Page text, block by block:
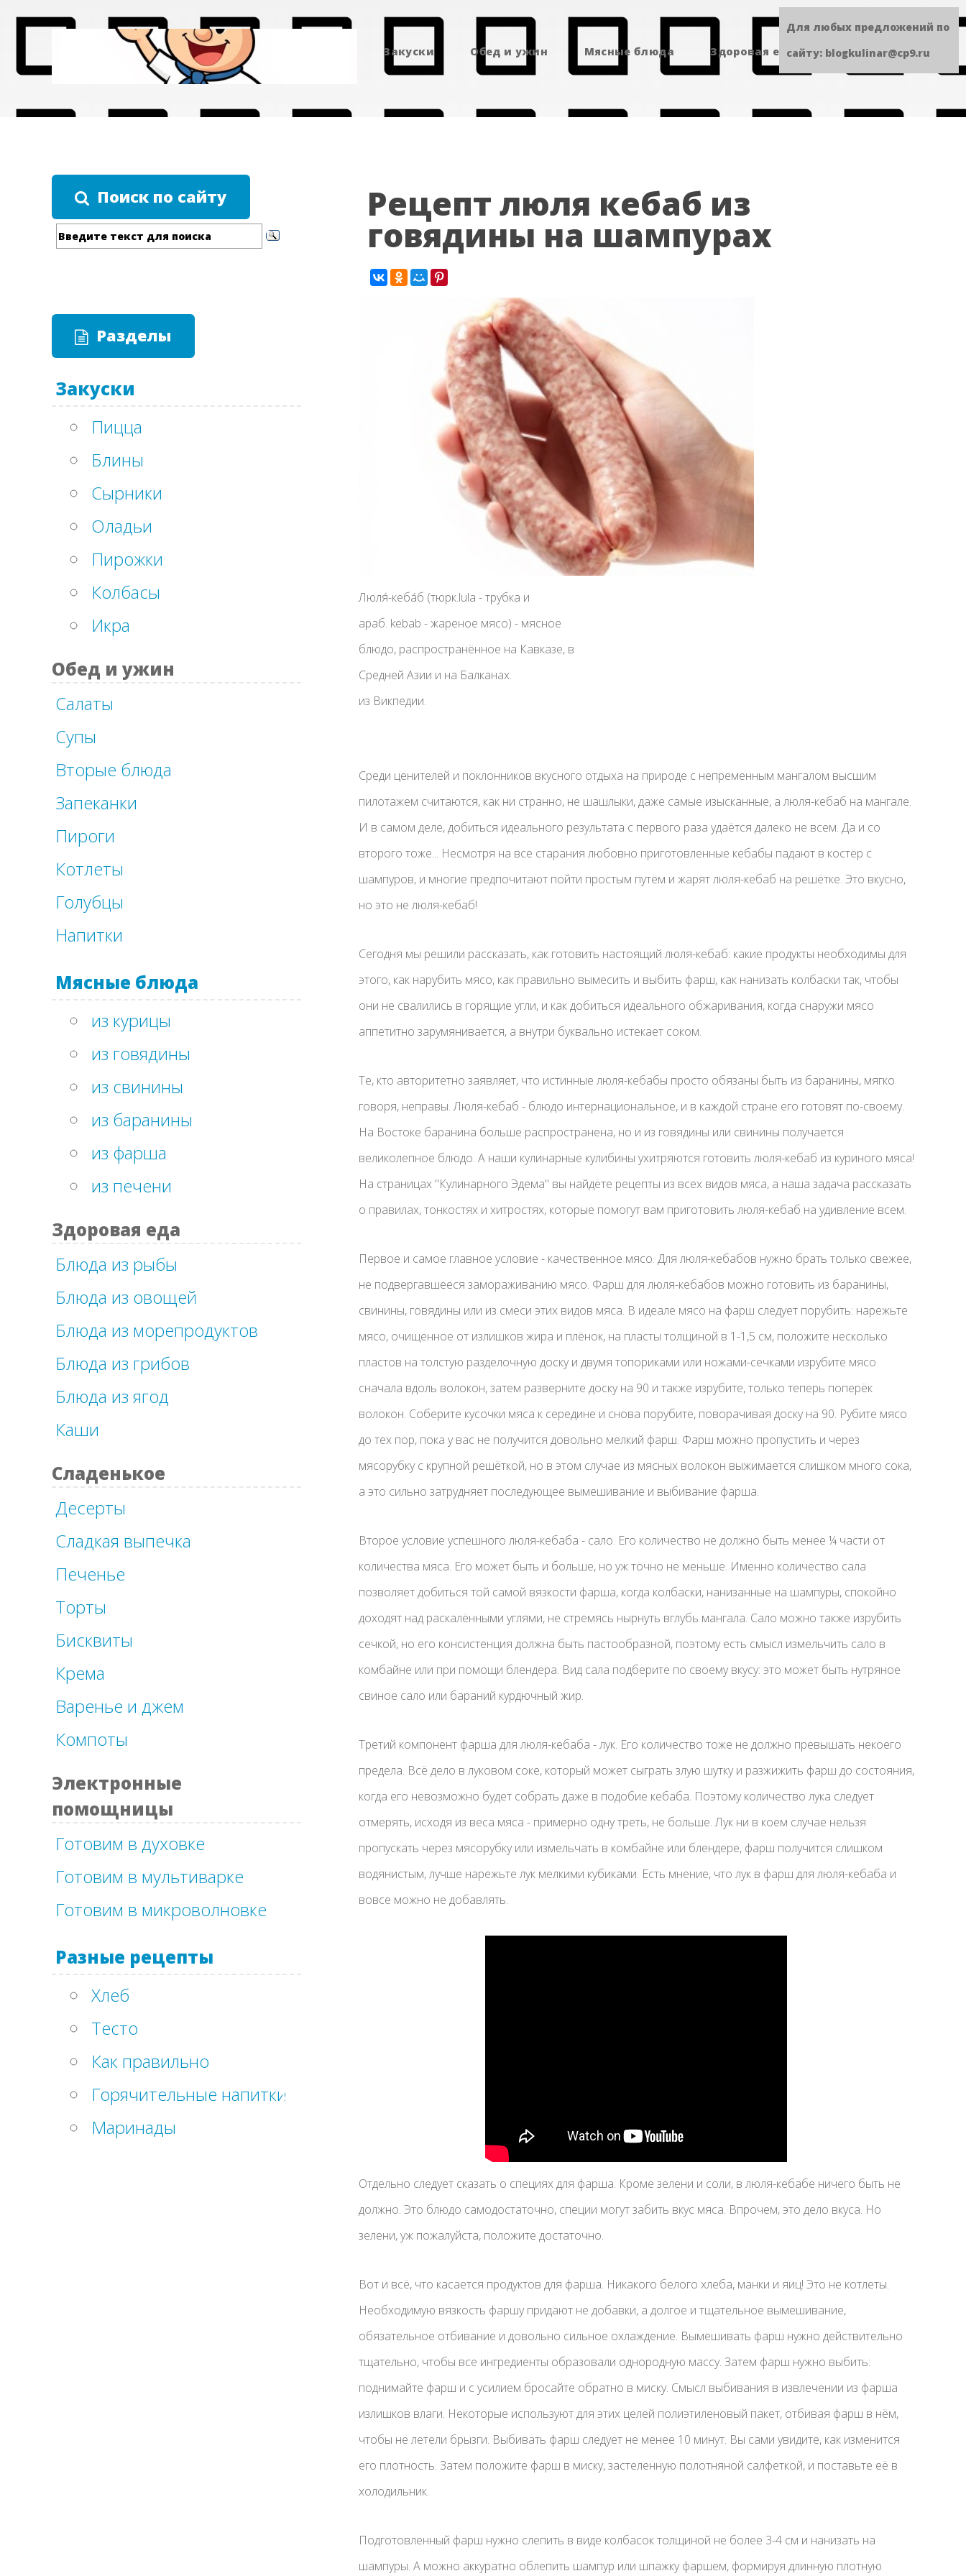
Закуски Обед и ужин Мясные блюда Здоровая еда Сладенькое
Поиск по сайту
Разделы
Закуски
Пицца
Блины
Сырники
Оладьи
Пирожки
Колбасы
Икра
Обед и ужин
Салаты
Супы
Вторые блюда
Запеканки
Пироги
Котлеты
Голубцы
Напитки
Мясные блюда
из курицы
из говядины
из свинины
из баранины
из фарша
из печени
Здоровая еда
Блюда из рыбы
Блюда из овощей
Блюда из морепродуктов
Блюда из грибов
Блюда из ягод
Каши
Сладенькое
Десерты
Сладкая выпечка
Печенье
Торты
Бисквиты
Крема
Варенье и джем
Компоты
Электронные
помощницы
Готовим в духовке
Готовим в мультиварке
Готовим в микроволновке
Разные рецепты
Хлеб
Тесто
Как правильно
Горячительные напитки
Маринады
Рецепт люля кебаб из
говядины на шампурах
Люля́-кеба́б (тюрк.lula - трубка и
араб. kebab - жареное мясо) - мясное
блюдо, распространённое на Кавказе, в
Средней Азии и на Балканах.
из Викпедии.
Среди ценителей и поклонников вкусного отдыха на природе с непременным мангалом высшим
пилотажем считаются, как ни странно, не шашлыки, даже самые изысканные, а люля-кебаб на мангале.
И в самом деле, добиться идеального результата с первого раза удаётся далеко не всем. Да и со
второго тоже... Несмотря на все старания любовно приготовленные кебабы падают в костёр с
шампуров, и многие предпочитают пойти простым путём и жарят люля-кебаб на решётке. Это вкусно,
но это не люля-кебаб!
Сегодня мы решили рассказать, как готовить настоящий люля-кебаб: какие продукты необходимы для
этого, как нарубить мясо, как правильно вымесить и выбить фарш, как нанизать колбаски так, чтобы
они не свалились в горящие угли, и как добиться идеального обжаривания, когда снаружи мясо
аппетитно зарумянивается, а внутри буквально истекает соком.
Те, кто авторитетно заявляет, что истинные люля-кебабы просто обязаны быть из баранины, мягко
говоря, неправы. Люля-кебаб - блюдо интернациональное, и в каждой стране его готовят по-своему.
На Востоке баранина больше распространена, но и из говядины или свинины получается
великолепное блюдо. А наши кулинарные кулибины ухитряются готовить люля-кебаб из куриного мяса!
На страницах "Кулинарного Эдема" вы найдёте рецепты из всех видов мяса, а наша задача рассказать
о правилах, тонкостях и хитростях, которые помогут вам приготовить люля-кебаб на удивление всем.
Первое и самое главное условие - качественное мясо. Для люля-кебабов нужно брать только свежее,
не подвергавшееся замораживанию мясо. Фарш для люля-кебабов можно готовить из баранины,
свинины, говядины или из смеси этих видов мяса. В идеале мясо на фарш следует порубить: нарежьте
мясо, очищенное от излишков жира и плёнок, на пласты толщиной в 1-1,5 см, положите несколько
пластов на толстую разделочную доску и двумя топориками или ножами-сечками изрубите мясо
сначала вдоль волокон, затем разверните доску на 90 и также изрубите, только теперь поперёк
волокон. Соберите кусочки мяса к середине и снова порубите, поворачивая доску на 90. Рубите мясо
до тех пор, пока у вас не получится довольно мелкий фарш. Фарш можно пропустить и через
мясорубку с крупной решёткой, но в этом случае из мясных волокон выжимается слишком много сока,
а это сильно затрудняет последующее вымешивание и выбивание фарша.
Второе условие успешного люля-кебаба - сало. Его количество не должно быть менее ¼ части от
количества мяса. Его может быть и больше, но уж точно не меньше. Именно количество сала
позволяет добиться той самой вязкости фарша, когда колбаски, нанизанные на шампуры, спокойно
доходят над раскалёнными углями, не стремясь нырнуть вглубь мангала. Сало можно также изрубить
сечкой, но его консистенция должна быть пастообразной, поэтому есть смысл измельчить сало в
комбайне или при помощи блендера. Вид сала подберите по своему вкусу: это может быть нутряное
свиное сало или бараний курдючный жир.
Третий компонент фарша для люля-кебаба - лук. Его количество тоже не должно превышать некоего
предела. Всё дело в луковом соке, который может сыграть злую шутку и разжижить фарш до состояния,
когда его невозможно будет собрать даже в подобие кебаба. Поэтому количество лука следует
отмерять, исходя из веса мяса - примерно одну треть, не больше. Лук ни в коем случае нельзя
пропускать через мясорубку или измельчать в комбайне или блендере, фарш получится слишком
водянистым, лучше нарежьте лук мелкими кубиками. Есть мнение, что лук в фарш для люля-кебаба и
вовсе можно не добавлять.
Отдельно следует сказать о специях для фарша. Кроме зелени и соли, в люля-кебабе ничего быть не
должно. Это блюдо самодостаточно, специи могут забить вкус мяса. Впрочем, это дело вкуса. Но
зелени, уж пожалуйста, положите достаточно.
Вот и всё, что касается продуктов для фарша. Никакого белого хлеба, манки и яиц! Это не котлеты.
Необходимую вязкость фаршу придают не добавки, а долгое и тщательное вымешивание,
обязательное отбивание и довольно сильное охлаждение. Вымешивать фарш нужно действительно
тщательно, чтобы все ингредиенты образовали однородную массу. Затем фарш нужно выбить:
поднимайте фарш и с усилием бросайте обратно в миску. Смысл выбивания в извлечении из фарша
излишков влаги. Некоторые используют для этих целей полиэтиленовый пакет, отбивая фарш в нём,
чтобы не летели брызги. Выбивать фарш следует не менее 10 минут. Вы сами увидите, как изменится
его плотность. Затем положите фарш в миску, застеленную полотняной салфеткой, и поставьте её в
холодильник.
Подготовленный фарш нужно слепить в виде колбасок толщиной не более 3-4 см и нанизать на
шампуры. А можно аккуратно облепить шампур или шпажку фаршем, формируя длинную плотную
Для любых предложений по
сайту: blogkulinar@cp9.ru